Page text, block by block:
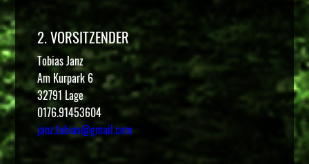
2. VORSITZENDER
Tobias Janz
Am Kurpark 6
32791 Lage
0176.91453604
janz.tobias@gmail.com